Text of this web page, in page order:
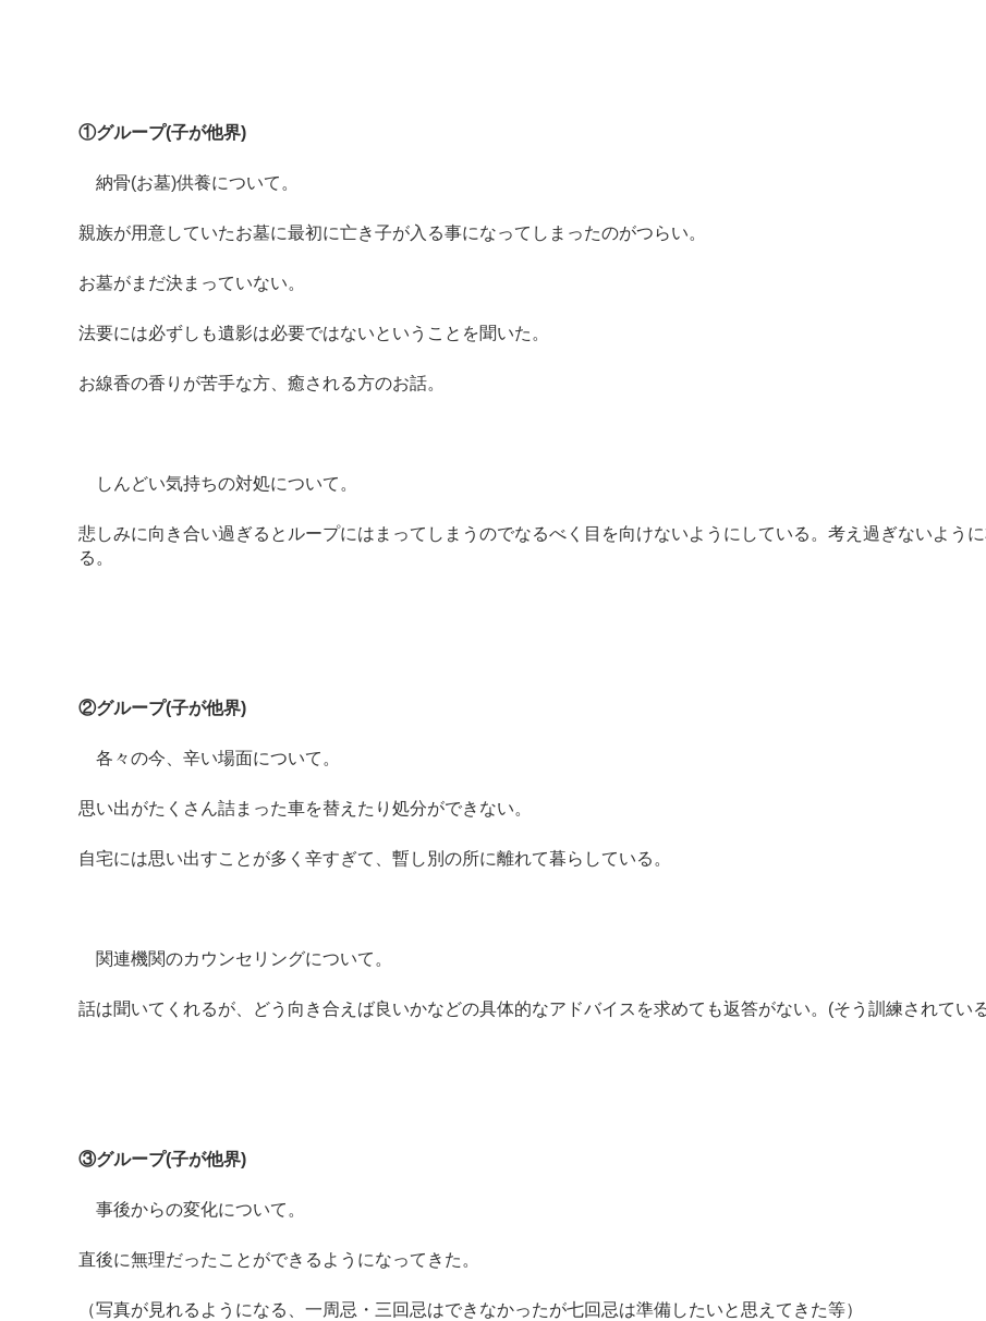
①グループ(子が他界)
納骨(お墓)供養について。
親族が用意していたお墓に最初に亡き子が入る事になってしまったのがつらい。
お墓がまだ決まっていない。
法要には必ずしも遺影は必要ではないということを聞いた。
お線香の香りが苦手な方、癒される方のお話。
しんどい気持ちの対処について。
悲しみに向き合い過ぎるとループにはまってしまうのでなるべく目を向けないようにしている。考え過ぎないよう
る。
②グループ(子が他界)
各々の今、辛い場面について。
思い出がたくさん詰まった車を替えたり処分ができない。
自宅には思い出すことが多く辛すぎて、暫し別の所に離れて暮らしている。
関連機関のカウンセリングについて。
話は聞いてくれるが、どう向き合えば良いかなどの具体的なアドバイスを求めても返答がない。(そう訓練されてい
③グループ(子が他界)
事後からの変化について。
直後に無理だったことができるようになってきた。
（写真が見れるようになる、一周忌・三回忌はできなかったが七回忌は準備したいと思えてきた等）